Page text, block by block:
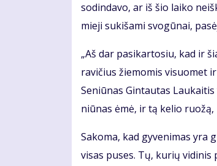
so­din­da­vo, ar iš šio lai­ko
mie­ji su­ki­ša­mi svo­gū­nai,
„Aš dar pa­si­kar­to­siu, kad ir
ra­vi­čius žie­mo­mis vi­suo­met
Se­niū­nas Gin­tau­tas
niū­nas ėmė, ir tą ke­lio
Sa­ko­ma, kad gy­ve­ni­mas yra
vi­sas pu­ses. Tų, ku­rių